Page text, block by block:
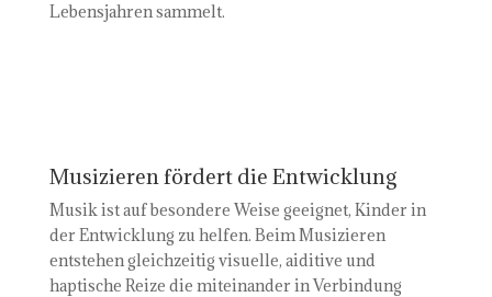
Lebensjahren sammelt.
Musizieren fördert die Entwicklung
Musik ist auf besondere Weise geeignet, Kinder in
der Entwicklung zu helfen. Beim Musizieren
entstehen gleichzeitig visuelle, aiditive und
haptische Reize die miteinander in Verbindung